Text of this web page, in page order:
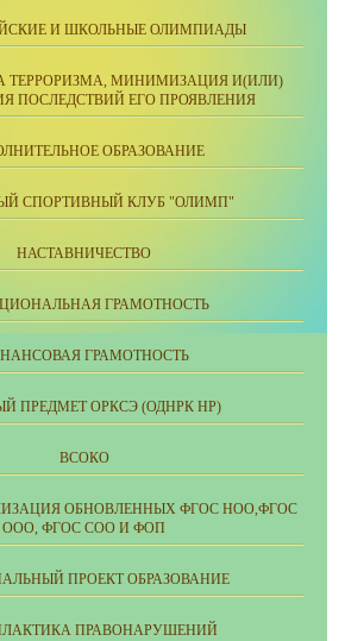
И ШКОЛЬНЫЕ ОЛИМПИАДЫ
ТЕРРОРИЗМА, МИНИМИЗАЦИЯ И(ИЛИ)
ПОСЛЕДСТВИЙ ЕГО ПРОЯВЛЕНИЯ
ОБРАЗОВАНИЕ
СПОРТИВНЫЙ КЛУБ "ОЛИМП"
НАСТАВНИЧЕСТВО
ГРАМОТНОСТЬ
ГРАМОТНОСТЬ
ПРЕДМЕТ ОРКСЭ (ОДНРК НР)
ВСОКО
ОБНОВЛЕННЫХ ФГОС НОО,ФГОС
ООО, ФГОС СОО И ФОП
ПРОЕКТ ОБРАЗОВАНИЕ
ПРАВОНАРУШЕНИЙ